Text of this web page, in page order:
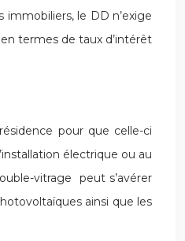
le DD n’exige
termes de taux d’intérêt
pour que celle-ci
électrique ou au
vitrage peut s’avérer
ainsi que les